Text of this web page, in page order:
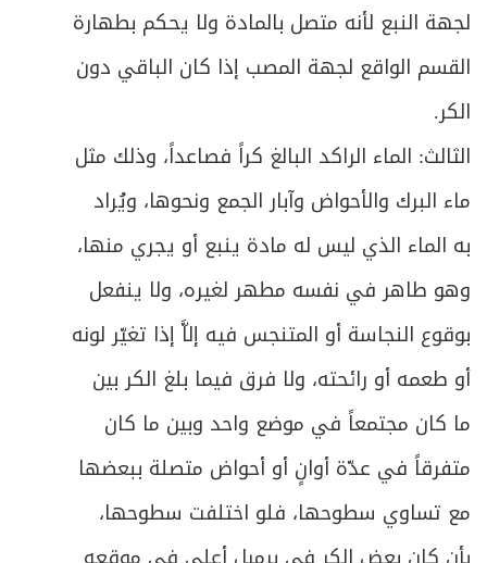
لجهة النبع لأنه متصل بالمادة ولا يحكم بطهارة
القسم الواقع لجهة المصب إذا كان الباقي دون
الكر.
الثالث: الماء الراكد البالغ كراً فصاعداً، وذلك مثل
ماء البرك والأحواض وآبار الجمع ونحوها، ويُراد
به الماء الذي ليس له مادة ينبع أو يجري منها،
وهو طاهر في نفسه مطهر لغيره، ولا ينفعل
بوقوع النجاسة أو المتنجس فيه إلاَّ إذا تغيّر لونه
أو طعمه أو رائحته، ولا فرق فيما بلغ الكر بين
ما كان مجتمعاً في موضع واحد وبين ما كان
متفرقاً في عدّة أوانٍ أو أحواض متصلة ببعضها
مع تساوي سطوحها، فلو اختلفت سطوحها،
ص
461 المبحث الخامس ـ في الكفارة
ص
467 المبحث السادس ـ في الفدية
469 المبحث السابع ـ في القضاء
ص
473 الفصل الثاني: في الاعتكاف
ص475 المبحث الأول ـ في شرائط الاعتكاف
478 المبحث الثاني ـ في ما يحرم على المعتكف
ص479 المبحث الثالث ـ في أحكام الاعتكاف
483 الباب الرابع: في الزكاة
ص
485 الفصل الأول: ما تجب زكاته